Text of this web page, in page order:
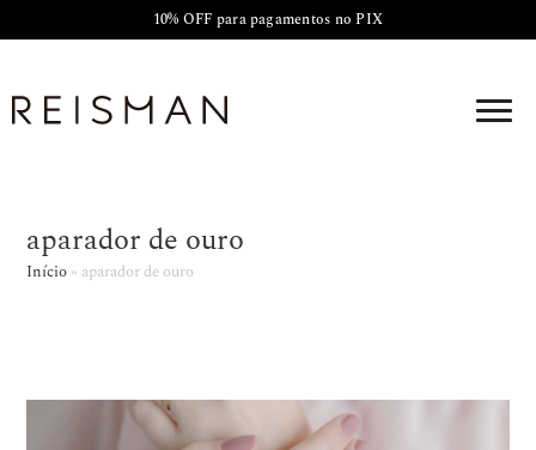
10% OFF para pagamentos no PIX
aparador de ouro
Início » aparador de ouro